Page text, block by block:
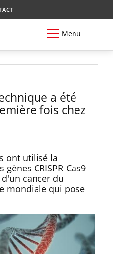
Menu
a été
fois chez
ont utilisé la
CRISPR-Cas9
cancer du
mondiale qui pose